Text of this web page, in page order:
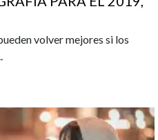
volver mejores si los